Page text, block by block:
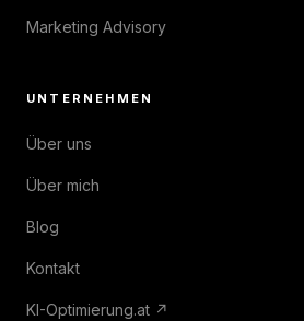
Marketing Advisory
UNTERNEHMEN
Über uns
Über mich
Blog
Kontakt
KI-Optimierung.at ↗